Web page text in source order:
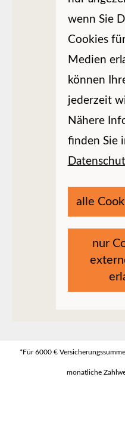
wenn Sie
Cookies
Medien
können
jederzeit
Nähere
finden Sie
alle
nur
*Für 6000 €
monatliche